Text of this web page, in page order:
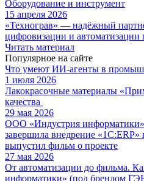
Оборудование и инструмент
15 апреля 2026
«Технограв» — надёжный
цифровизации и автоматизации
Читать материал
Популярное на сайте
Что умеют ИИ-агенты в
1 июля 2026
Лакокрасочные материалы
качества
29 мая 2026
ООО «Индустрия
завершила внедрение
выпустил фильм о проекте
27 мая 2026
От автоматизации до фильма.
информатики» (под брендом